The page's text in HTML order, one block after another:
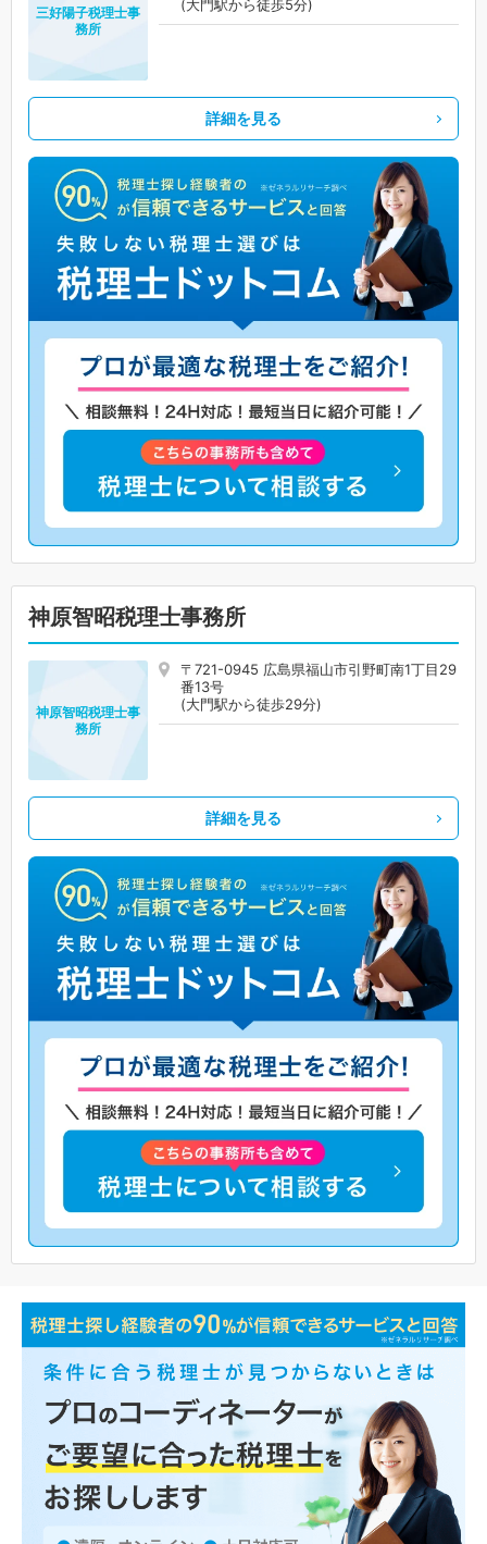
(大門駅から徒歩5分)
三好陽子税理士事
務所
詳細を見る
神原智昭税理士事務所
〒721-0945 広島県福山市引野町南1丁目29
番13号
(大門駅から徒歩29分)
神原智昭税理士事
務所
詳細を見る